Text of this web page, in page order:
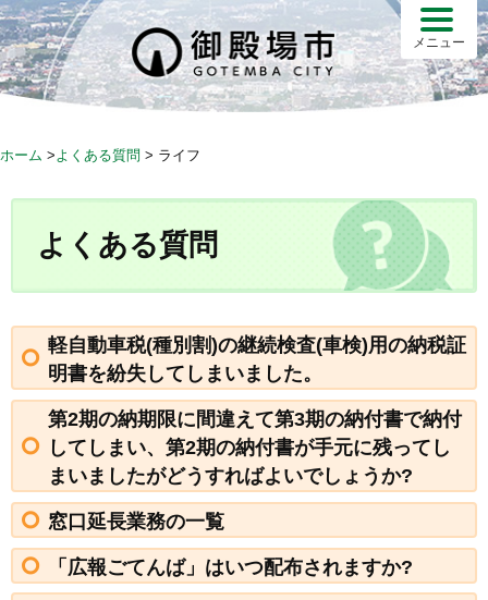
S
k
i
p
メニュー
ホーム > よくある質問 > ライフ
よくある質問
軽自動車税(種別割)の継続検査(車検)用の納税証
明書を紛失してしまいました。
第2期の納期限に間違えて第3期の納付書で納付
してしまい、第2期の納付書が手元に残ってし
まいましたがどうすればよいでしょうか?
窓口延長業務の一覧
「広報ごてんば」はいつ配布されますか?